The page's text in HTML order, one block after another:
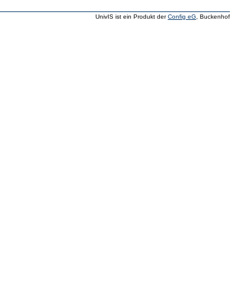
UnivIS ist ein Produkt derConfig eG , Buckenhof